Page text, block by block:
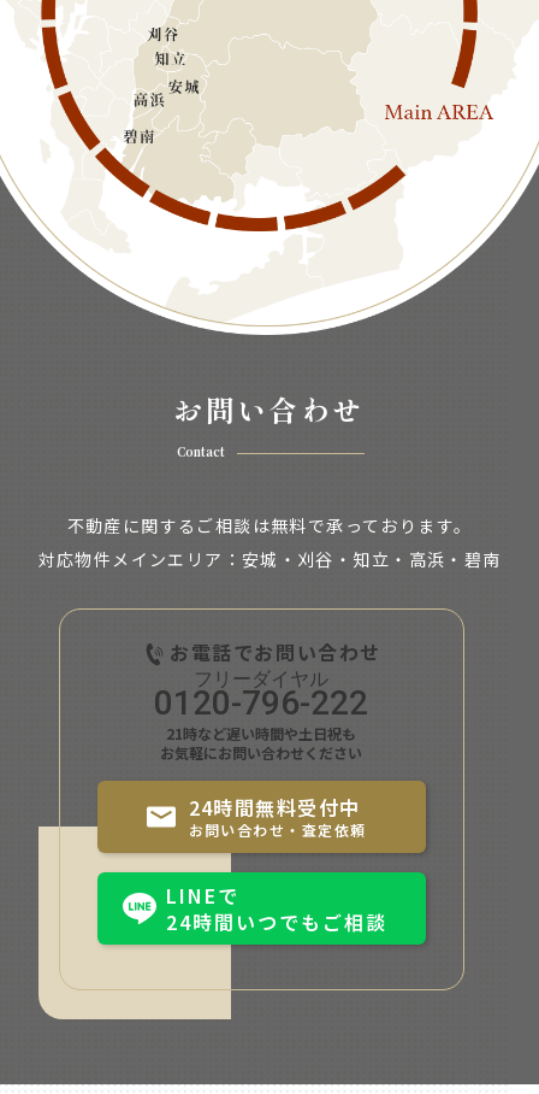
お問い合わせ
Contact
不動産に関するご相談は無料で承っております。
対応物件メインエリア：安城・刈谷・知立・ 高浜・碧南
お電話でお問い合わせ
0120-796-222
21時など遅い時間や土日祝も
お気軽にお問い合わせください
24時間無料受付中
お問い合わせ・査定依頼
LINEで
24時間いつでもご相談